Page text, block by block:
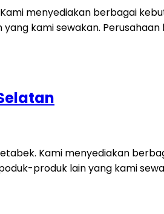
menyediakan berbagai
kami sewakan.
Kami menyediakan
produk lain yang kami